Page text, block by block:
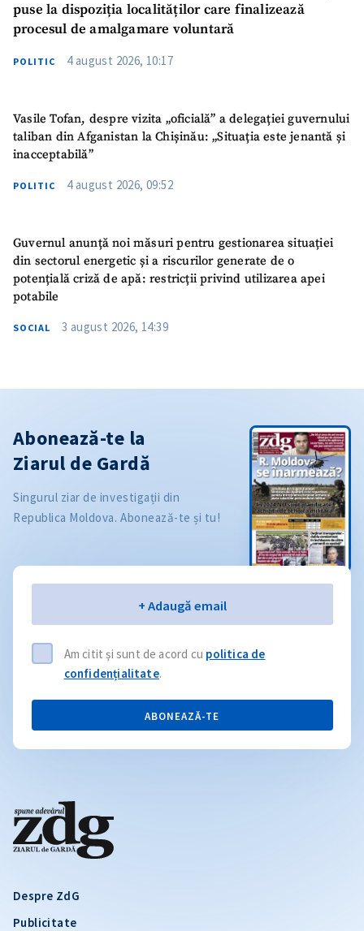
puse la dispoziția localităților care finalizează
procesul de amalgamare voluntară
POLITIC 4 august 2026, 10:17
Vasile Tofan, despre vizita „oficială” a delegației guvernului
taliban din Afganistan la Chișinău: „Situația este jenantă și
inacceptabilă”
POLITIC 4 august 2026, 09:52
Guvernul anunță noi măsuri pentru gestionarea situației
din sectorul energetic și a riscurilor generate de o
potențială criză de apă: restricții privind utilizarea apei
potabile
SOCIAL 3 august 2026, 14:39
Despre ZdG
Publicitate
Abonează-te la
Ziarul de Gardă
Singurul ziar de investigații din
Republica Moldova. Abonează-te și tu!
+ Adaugă email
Am citit și sunt de acord cu politica de
confidențialitate.
ABONEAZĂ-TE